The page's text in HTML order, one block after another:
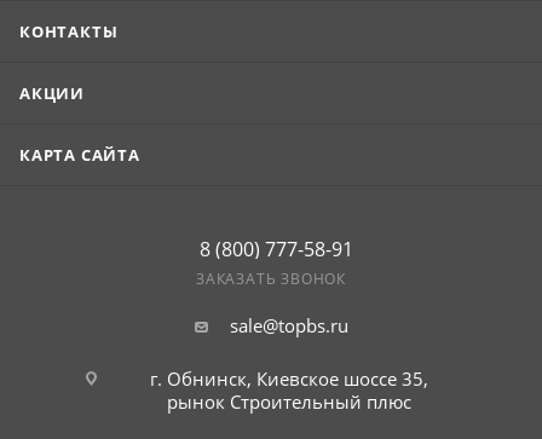
КОНТАКТЫ
АКЦИИ
КАРТА САЙТА
8 (800) 777-58-91
ЗАКАЗАТЬ ЗВОНОК
sale@topbs.ru
г. Обнинск, Киевское шоссе 35,
рынок Строительный плюс